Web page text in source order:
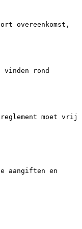
overeenkomst,
rond
moet vrij
aangiften en